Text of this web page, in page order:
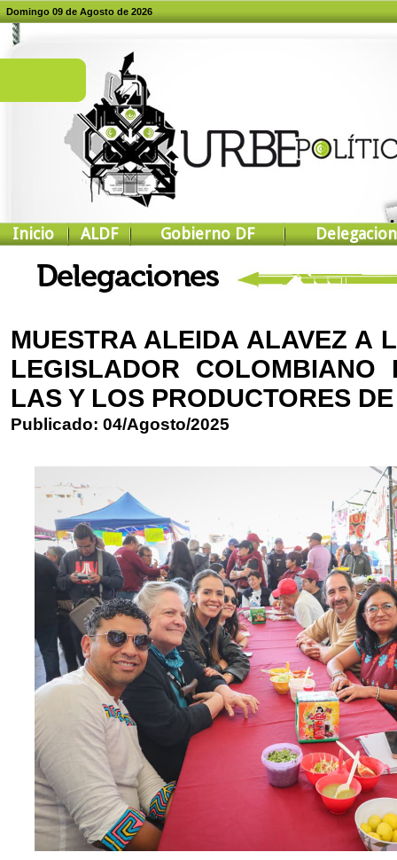
Domingo 09 de Agosto de 2026
Inicio ALDF Gobierno DF
MUESTRA ALEIDA ALAVEZ A
LEGISLADOR COLOMBIANO
LAS Y LOS PRODUCTORES
Publicado: 04/Agosto/2025